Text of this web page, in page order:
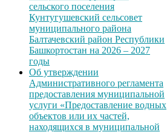
сельского поселения
Кунтугушевский сельсовет
муниципального района
Балтачевский район Республики
Башкортостан на 2026 – 2027
годы
Об утверждении
Административного регламента
предоставления муниципальной
услуги «Предоставление водных
объектов или их частей,
находящихся в муниципальной